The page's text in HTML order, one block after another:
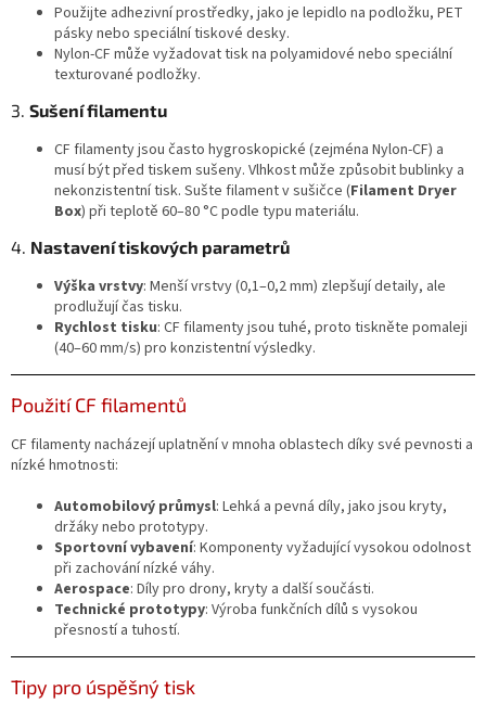
Použijte adhezivní prostředky, jako je lepidlo na podložku, PET
pásky nebo speciální tiskové desky.
Nylon-CF může vyžadovat tisk na polyamidové nebo speciální
texturované podložky.
3. Sušení filamentu
CF filamenty jsou často hygroskopické (zejména Nylon-CF) a
musí být před tiskem sušeny. Vlhkost může způsobit bublinky a
nekonzistentní tisk. Sušte filament v sušičce (Filament Dryer
Box) při teplotě 60–80 °C podle typu materiálu.
4. Nastavení tiskových parametrů
Výška vrstvy: Menší vrstvy (0,1–0,2 mm) zlepšují detaily, ale
prodlužují čas tisku.
Rychlost tisku: CF filamenty jsou tuhé, proto tiskněte pomaleji
(40–60 mm/s) pro konzistentní výsledky.
Použití CF filamentů
CF filamenty nacházejí uplatnění v mnoha oblastech díky své pevnosti a
nízké hmotnosti:
Automobilový průmysl: Lehká a pevná díly, jako jsou kryty,
držáky nebo prototypy.
Sportovní vybavení: Komponenty vyžadující vysokou odolnost
při zachování nízké váhy.
Aerospace: Díly pro drony, kryty a další součásti.
Technické prototypy: Výroba funkčních dílů s vysokou
přesností a tuhostí.
Tipy pro úspěšný tisk